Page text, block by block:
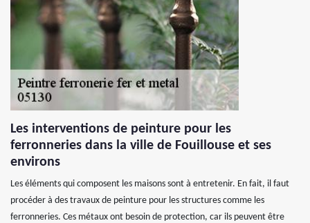
Les interventions de peinture pour les
ferronneries dans la ville de Fouillouse et ses
environs
Les éléments qui composent les maisons sont à entretenir. En fait, il faut
procéder à des travaux de peinture pour les structures comme les
ferronneries. Ces métaux ont besoin de protection, car ils peuvent être